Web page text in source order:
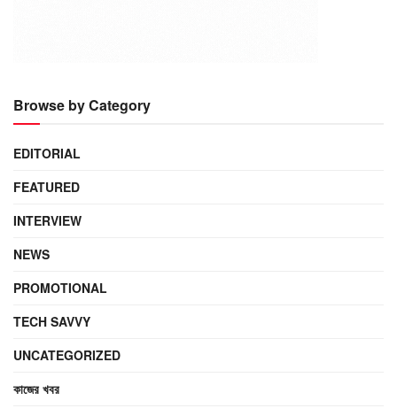
Browse by Category
EDITORIAL
FEATURED
INTERVIEW
NEWS
PROMOTIONAL
TECH SAVVY
UNCATEGORIZED
কাজের খবর